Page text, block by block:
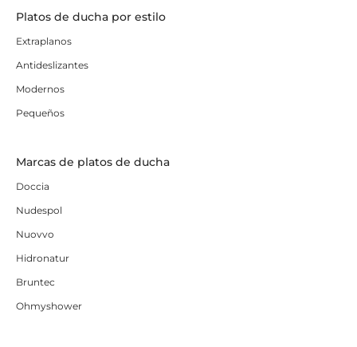
Platos de ducha por estilo
Extraplanos
Antideslizantes
Modernos
Pequeños
Marcas de platos de ducha
Doccia
Nudespol
Nuovvo
Hidronatur
Bruntec
Ohmyshower